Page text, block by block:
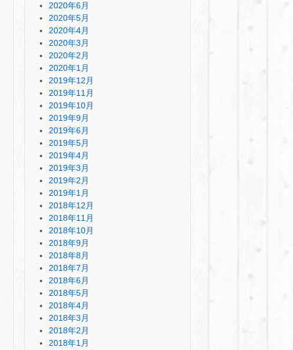
2020年6月
2020年5月
2020年4月
2020年3月
2020年2月
2020年1月
2019年12月
2019年11月
2019年10月
2019年9月
2019年6月
2019年5月
2019年4月
2019年3月
2019年2月
2019年1月
2018年12月
2018年11月
2018年10月
2018年9月
2018年8月
2018年7月
2018年6月
2018年5月
2018年4月
2018年3月
2018年2月
2018年1月